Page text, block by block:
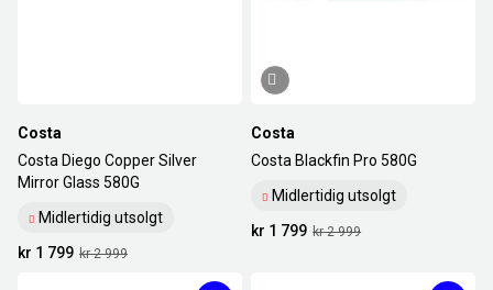
Costa
Costa Diego Copper Silver
Mirror Glass 580G
Midlertidig utsolgt
kr 2 999
kr 1 799
Costa
Costa Blackfin Pro 580G
Midlertidig utsolgt
kr 2 999
kr 1 799